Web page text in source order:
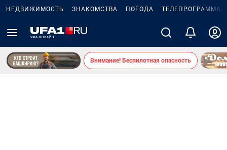
НЕДВИЖИМОСТЬ ЗНАКОМСТВА ПОГОДА ТЕЛЕПРОГРАММА
Внимание! Беспилотная опасность